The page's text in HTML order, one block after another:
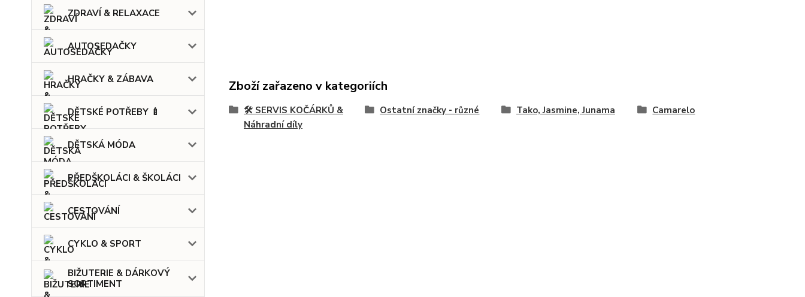
ZDRAVÍ & RELAXACE
AUTOSEDAČKY
HRAČKY & ZÁBAVA
DĚTSKÉ POTŘEBY 🍼
DĚTSKÁ MÓDA
PŘEDŠKOLÁCI & ŠKOLÁCI
CESTOVÁNÍ
CYKLO & SPORT
BIŽUTERIE & DÁRKOVÝ
SORTIMENT
Zboží zařazeno v kategoriích
🛠️ SERVIS KOČÁRKŮ &
Náhradní díly
Ostatní značky - různé Tako, Jasmine, Junama Camarelo